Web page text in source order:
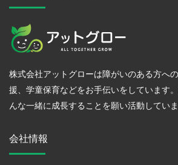
株式会社アットグローは障がいのある方へ
援、学童保育などをお手伝いをしています
んな一緒に成長することを願い活動していま
会社情報